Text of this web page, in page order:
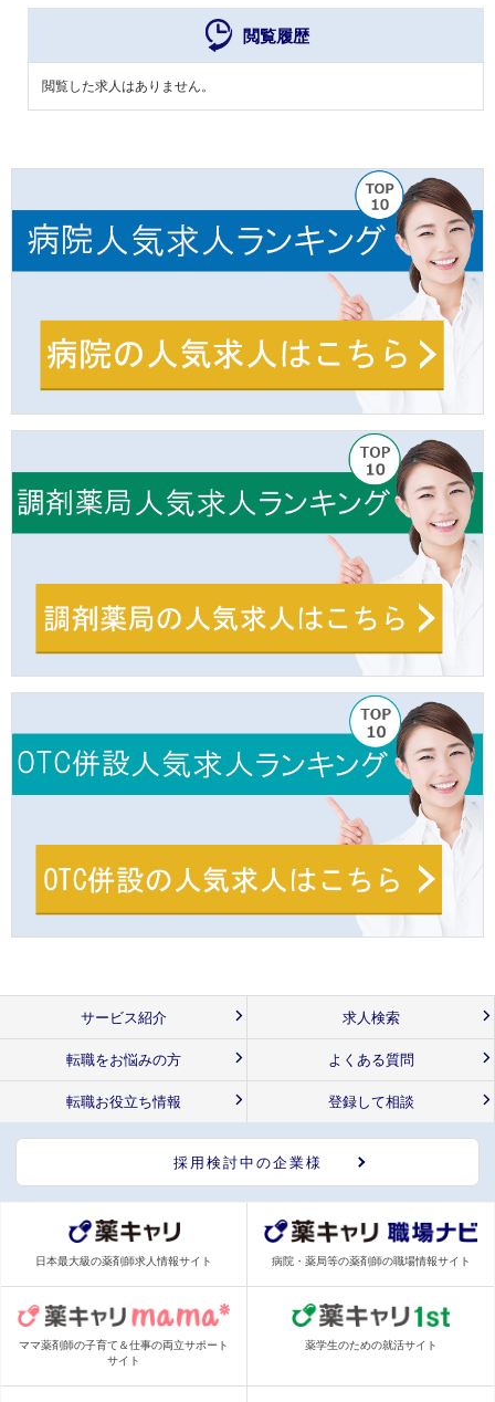
閲覧履歴
閲覧した求人はありません。
サービス紹介 求人検索
転職をお悩みの方 よくある質問
転職お役立ち情報 登録して相談
採用検討中の企業様
日本最大級の薬剤師求人情報サイト 病院・薬局等の薬剤師の職場情報サイト
ママ薬剤師の子育て＆仕事の両立サポート
サイト
薬学生のための就活サイト